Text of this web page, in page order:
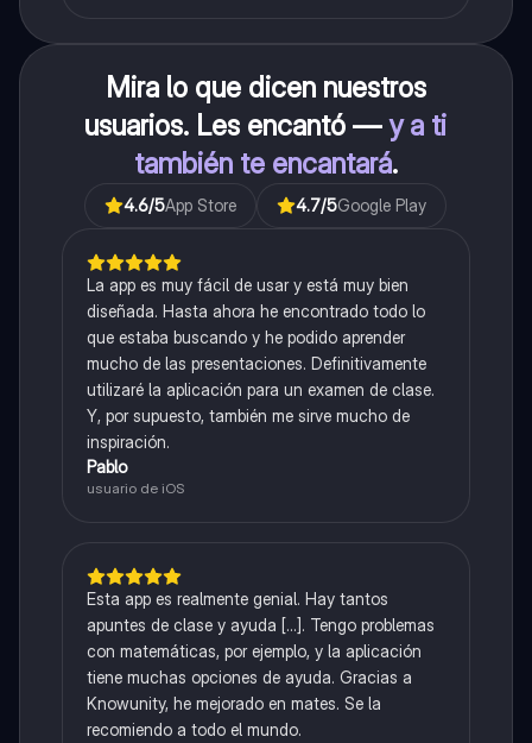
Mira lo que dicen nuestros
usuarios. Les encantó —y a ti
también te encantará.
4.6/5App Store 4.7/5Google Play
La app es muy fácil de usar y está muy bien
diseñada. Hasta ahora he encontrado todo lo
que estaba buscando y he podido aprender
mucho de las presentaciones. Definitivamente
utilizaré la aplicación para un examen de clase.
Y, por supuesto, también me sirve mucho de
inspiración.
Pablo
usuario de iOS
Esta app es realmente genial. Hay tantos
apuntes de clase y ayuda [...]. Tengo problemas
con matemáticas, por ejemplo, y la aplicación
tiene muchas opciones de ayuda. Gracias a
Knowunity, he mejorado en mates. Se la
recomiendo a todo el mundo.